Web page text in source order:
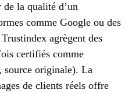
la qualité d’un
comme Google ou des
agrègent des
certifiés comme
source originale). La
de clients réels offre